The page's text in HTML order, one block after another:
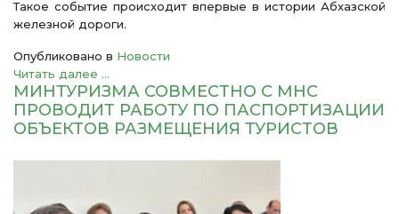
Такое событие происходит впервые в истории Абхазской
железной дороги.
Опубликовано в Новости
Читать далее ...
МИНТУРИЗМА СОВМЕСТНО С МНС
ПРОВОДИТ РАБОТУ ПО ПАСПОРТИЗАЦИИ
ОБЪЕКТОВ РАЗМЕЩЕНИЯ ТУРИСТОВ